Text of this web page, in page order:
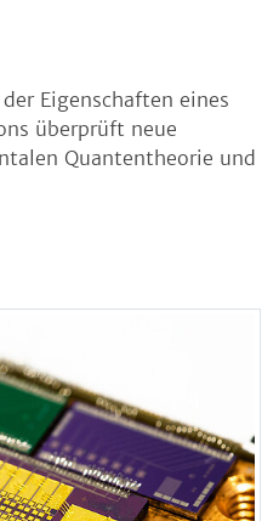
Eigenschaften eines
überprüft neue
Quantentheorie und